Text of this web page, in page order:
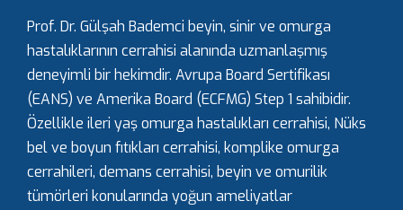
Prof. Dr. Gülşah Bademci beyin, sinir ve omurga
hastalıklarının cerrahisi alanında uzmanlaşmış
deneyimli bir hekimdir. Avrupa Board Sertifikası
(EANS) ve Amerika Board (ECFMG) Step 1 sahibidir.
Özellikle ileri yaş omurga hastalıkları cerrahisi, Nüks
bel ve boyun fıtıkları cerrahisi, komplike omurga
cerrahileri, demans cerrahisi, beyin ve omurilik
tümörleri konularında yoğun ameliyatlar